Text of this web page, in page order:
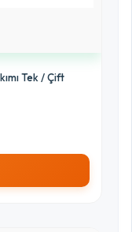
Tek / Çift